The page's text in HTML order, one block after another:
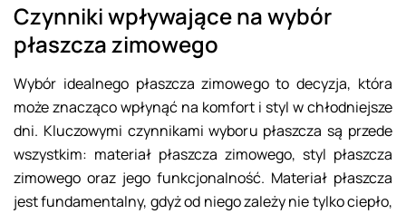
Czynniki wpływające na wybór
płaszcza zimowego
Wybór idealnego płaszcza zimowego to decyzja, która
może znacząco wpłynąć na komfort i styl w chłodniejsze
dni. Kluczowymi czynnikami wyboru płaszcza są przede
wszystkim: materiał płaszcza zimowego, styl płaszcza
zimowego oraz jego funkcjonalność. Materiał płaszcza
jest fundamentalny, gdyż od niego zależy nie tylko ciepło,